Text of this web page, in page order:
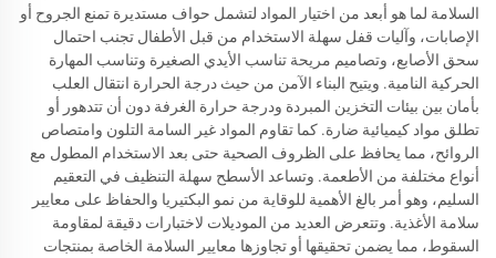
السلامة لما هو أبعد من اختيار المواد لتشمل حواف مستديرة تمنع الجروح أو
الإصابات، وآليات قفل سهلة الاستخدام من قبل الأطفال تجنب احتمال
سحق الأصابع، وتصاميم مريحة تناسب الأيدي الصغيرة وتناسب المهارة
الحركية النامية. ويتيح البناء الآمن من حيث درجة الحرارة انتقال العلب
بأمان بين بيئات التخزين المبردة ودرجة حرارة الغرفة دون أن تتدهور أو
تطلق مواد كيميائية ضارة. كما تقاوم المواد غير السامة التلون وامتصاص
الروائح، مما يحافظ على الظروف الصحية حتى بعد الاستخدام المطول مع
أنواع مختلفة من الأطعمة. وتساعد الأسطح سهلة التنظيف في التعقيم
السليم، وهو أمر بالغ الأهمية للوقاية من نمو البكتيريا والحفاظ على معايير
سلامة الأغذية. وتتعرض العديد من الموديلات لاختبارات دقيقة لمقاومة
السقوط، مما يضمن تحقيقها أو تجاوزها معايير السلامة الخاصة بمنتجات